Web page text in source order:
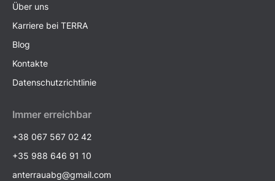
Über uns
Karriere bei TERRA
Blog
Kontakte
Datenschutzrichtlinie
Immer erreichbar
+38 067 567 02 42
+35 988 646 91 10
anterrauabg@gmail.com